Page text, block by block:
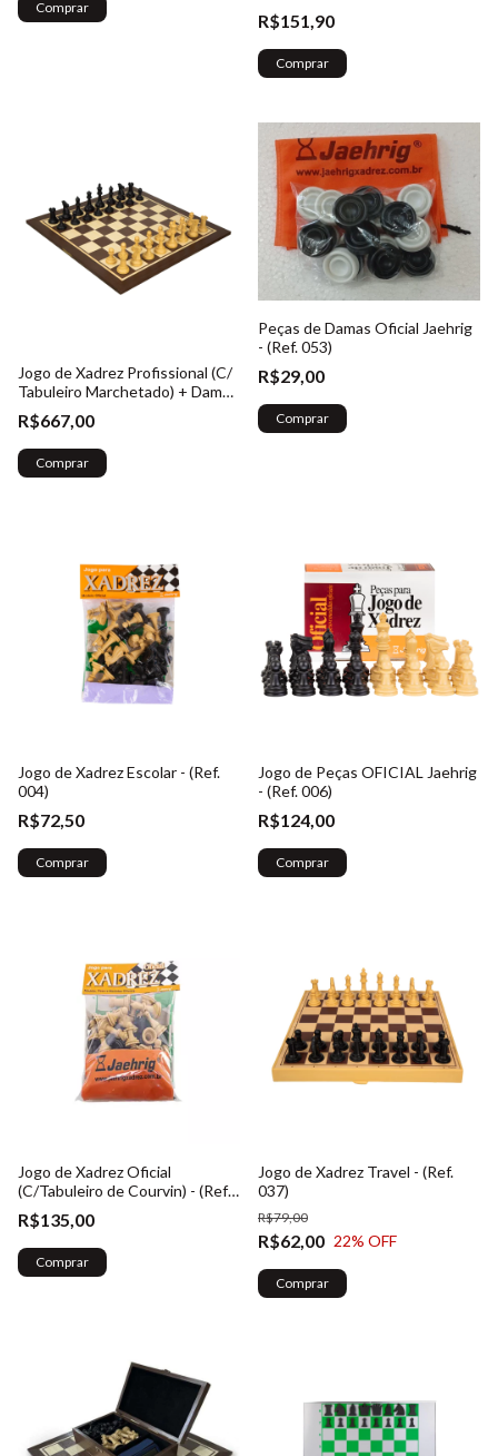
Comprar
R$151,90
Comprar
Jogo de Xadrez Profissional (C/
Tabuleiro Marchetado) + Damas
Extra - (Ref. 015.1)
R$667,00
Comprar
Peças de Damas Oficial Jaehrig
- (Ref. 053)
R$29,00
Jogo de Xadrez Escolar - (Ref.
004)
R$72,50
Comprar
Jogo de Peças OFICIAL Jaehrig
- (Ref. 006)
R$124,00
Jogo de Xadrez Oficial
(C/Tabuleiro de Courvin) - (Ref.
003)
R$135,00
Comprar
Jogo de Xadrez Travel - (Ref.
037)
R$62,00
R$79,00
22% OFF
Comprar